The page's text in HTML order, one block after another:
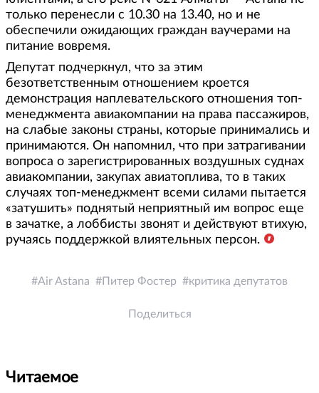
только перенесли с 10.30 на 13.40, но и не
обеспечили ожидающих граждан ваучерами на
питание вовремя.
Депутат подчеркнул, что за этим
безответственным отношением кроется
демонстрация наплевательского отношения топ-
менеджмента авиакомпании на права пассажиров,
на слабые законы страны, которые принимались и
принимаются. Он напомнил, что при затрагивании
вопроса о зарегистрированных воздушных суднах
авиакомпании, закупах авиатоплива, то в таких
случаях топ-менеджмент всеми силами пытается
«затушить» поднятый неприятный им вопрос еще
в зачатке, а лоббисты звонят и действуют втихую,
ручаясь поддержкой влиятельных персон.
Air Astana Питер Фостер критика депутатов
Поделиться
Читаемое